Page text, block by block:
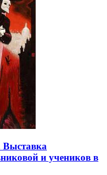
Выставка
и учеников в